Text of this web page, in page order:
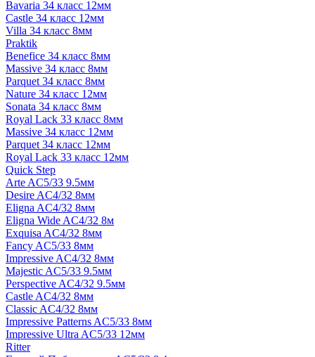
Bavaria 34 класс 12мм
Castle 34 класс 12мм
Villa 34 класс 8мм
Praktik
Benefice 34 класс 8мм
Massive 34 класс 8мм
Parquet 34 класс 8мм
Nature 34 класс 12мм
Sonata 34 класс 8мм
Royal Lack 33 класс 8мм
Massive 34 класс 12мм
Parquet 34 класс 12мм
Royal Lack 33 класс 12мм
Quick Step
Arte AC5/33 9.5мм
Desire AC4/32 8мм
Eligna AC4/32 8мм
Eligna Wide AC4/32 8м
Exquisa AC4/32 8мм
Fancy AC5/33 8мм
Impressive AC4/32 8мм
Majestic AC5/33 9.5мм
Perspective AC4/32 9.5мм
Castle AC4/32 8мм
Classic AC4/32 8мм
Impressive Patterns AC5/33 8мм
Impressive Ultra AC5/33 12мм
Ritter